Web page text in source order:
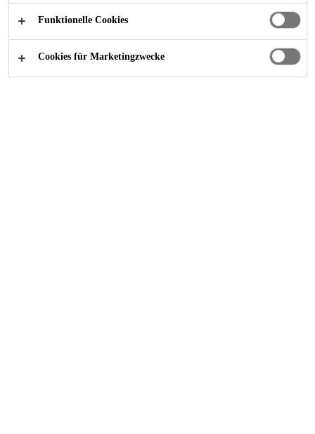
Funktionelle Cookies
Cookies für Marketingzwecke